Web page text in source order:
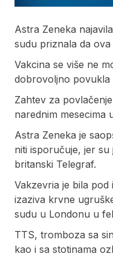
Astra Zeneka
sudu priznala da
Vakcina se više ne
dobrovoljno povukla
Zahtev za
narednim mesecima
Astra Zeneka je
niti isporučuje, jer
britanski Telegraf.
Vakzevria je bila
izaziva krvne
sudu u Londonu u
TTS, tromboza sa
kao i sa stotinama